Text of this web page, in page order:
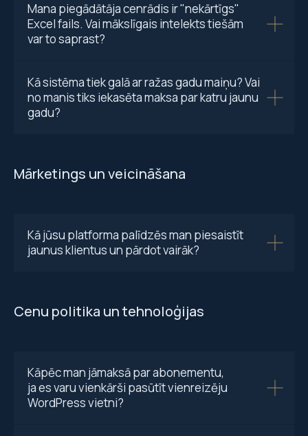
Mana piegādātāja cenrādis ir "nekārtīgs"
Excel fails. Vai mākslīgais intelekts tiešām
var to saprast?
Kā sistēma tiek galā ar ražas gadu maiņu? Vai
no manis tiks iekasēta maksa par katru jaunu
gadu?
Mārketings un veicināšana
Kā jūsu platforma palīdzēs man piesaistīt
jaunus klientus un pārdot vairāk?
Cenu politika un tehnoloģijas
Kāpēc man jāmaksā par abonementu,
ja es varu vienkārši pasūtīt vienreizēju
WordPress vietni?